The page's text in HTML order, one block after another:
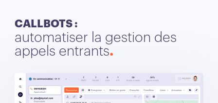
CALLBOTS :
automatiser la gestion des
appels entrants